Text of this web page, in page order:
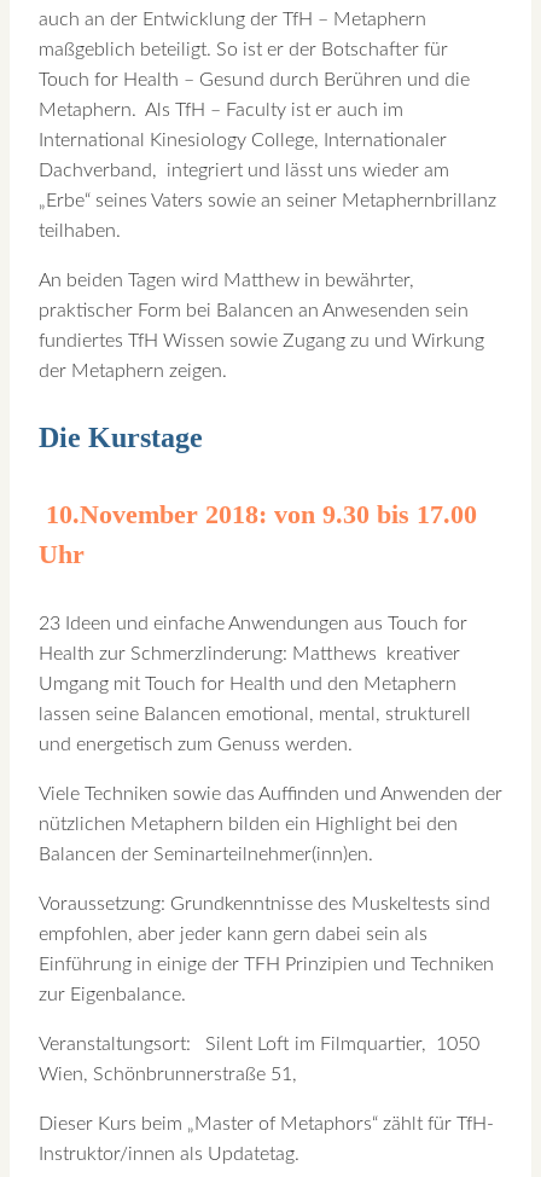
auch an der Entwicklung der TfH – Metaphern
maßgeblich beteiligt. So ist er der Botschafter für
Touch for Health – Gesund durch Berühren und die
Metaphern. Als TfH – Faculty ist er auch im
International Kinesiology College, Internationaler
Dachverband, integriert und lässt uns wieder am
„Erbe“ seines Vaters sowie an seiner Metaphernbrillanz
teilhaben.
An beiden Tagen wird Matthew in bewährter,
praktischer Form bei Balancen an Anwesenden sein
fundiertes TfH Wissen sowie Zugang zu und Wirkung
der Metaphern zeigen.
Die Kurstage
10.November 2018: von 9.30 bis 17.00
Uhr
23 Ideen und einfache Anwendungen aus Touch for
Health zur Schmerzlinderung: Matthews kreativer
Umgang mit Touch for Health und den Metaphern
lassen seine Balancen emotional, mental, strukturell
und energetisch zum Genuss werden.
Viele Techniken sowie das Auffinden und Anwenden der
nützlichen Metaphern bilden ein Highlight bei den
Balancen der Seminarteilnehmer(inn)en.
Voraussetzung: Grundkenntnisse des Muskeltests sind
empfohlen, aber jeder kann gern dabei sein als
Einführung in einige der TFH Prinzipien und Techniken
zur Eigenbalance.
Veranstaltungsort: Silent Loft im Filmquartier, 1050
Wien, Schönbrunnerstraße 51,
Dieser Kurs beim „Master of Metaphors“ zählt für TfH-
Instruktor/innen als Updatetag.